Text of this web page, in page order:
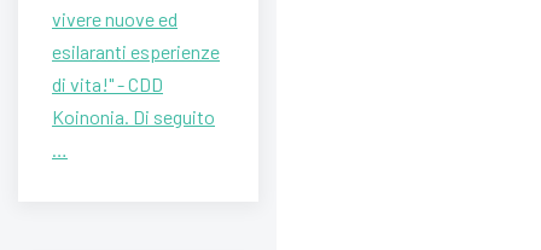
vivere nuove ed
esilaranti esperienze
di vita!" - CDD
Koinonia. Di seguito
…